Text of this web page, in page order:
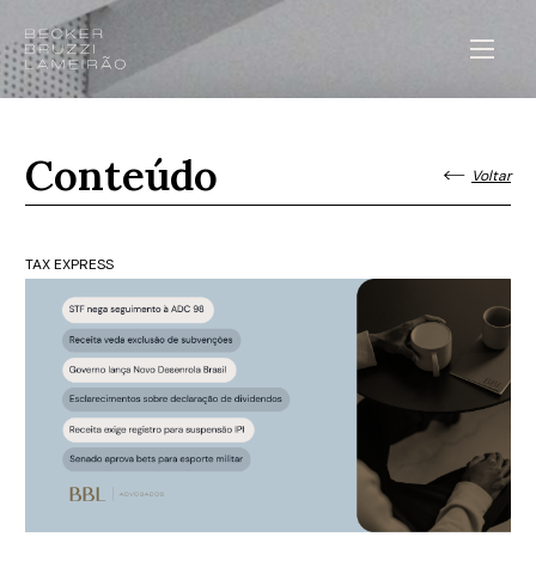
Conteúdo Voltar
TAX EXPRESS